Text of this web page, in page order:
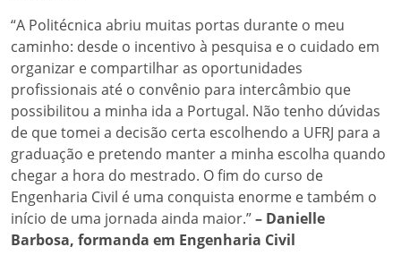
“A Politécnica abriu muitas portas durante o meu
caminho: desde o incentivo à pesquisa e o cuidado em
organizar e compartilhar as oportunidades
profissionais até o convênio para intercâmbio que
possibilitou a minha ida a Portugal. Não tenho dúvidas
de que tomei a decisão certa escolhendo a UFRJ para a
graduação e pretendo manter a minha escolha quando
chegar a hora do mestrado. O fim do curso de
Engenharia Civil é uma conquista enorme e também o
início de uma jornada ainda maior.”– Danielle
Barbosa, formanda em Engenharia Civil